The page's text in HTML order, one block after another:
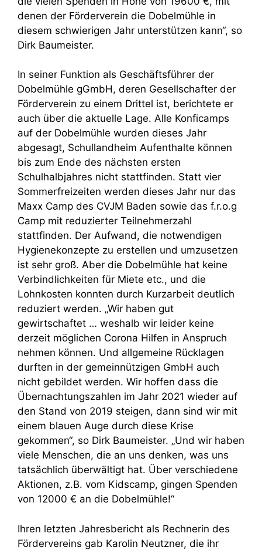
denen der Förderverein die Dobelmühle in
diesem schwierigen Jahr unterstützen kann“, so
Dirk Baumeister.
In seiner Funktion als Geschäftsführer der
Dobelmühle gGmbH, deren Gesellschafter der
Förderverein zu einem Drittel ist, berichtete er
auch über die aktuelle Lage. Alle Konficamps
auf der Dobelmühle wurden dieses Jahr
abgesagt, Schullandheim Aufenthalte können
bis zum Ende des nächsten ersten
Schulhalbjahres nicht stattfinden. Statt vier
Sommerfreizeiten werden dieses Jahr nur das
Maxx Camp des CVJM Baden sowie das f.r.o.g
Camp mit reduzierter Teilnehmerzahl
stattfinden. Der Aufwand, die notwendigen
Hygienekonzepte zu erstellen und umzusetzen
ist sehr groß. Aber die Dobelmühle hat keine
Verbindlichkeiten für Miete etc., und die
Lohnkosten konnten durch Kurzarbeit deutlich
reduziert werden. „Wir haben gut
gewirtschaftet … weshalb wir leider keine
derzeit möglichen Corona Hilfen in Anspruch
nehmen können. Und allgemeine Rücklagen
durften in der gemeinnützigen GmbH auch
nicht gebildet werden. Wir hoffen dass die
Übernachtungszahlen im Jahr 2021 wieder auf
den Stand von 2019 steigen, dann sind wir mit
einem blauen Auge durch diese Krise
gekommen“, so Dirk Baumeister. „Und wir haben
viele Menschen, die an uns denken, was uns
tatsächlich überwältigt hat. Über verschiedene
Aktionen, z.B. vom Kidscamp, gingen Spenden
von 12000 € an die Dobelmühle!“
Ihren letzten Jahresbericht als Rechnerin des
Fördervereins gab Karolin Neutzner, die ihr